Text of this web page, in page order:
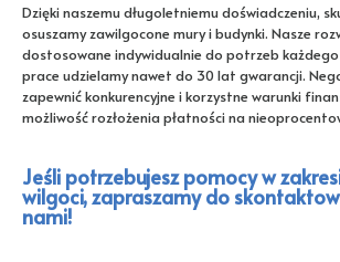
Dzięki naszemu długoletniemu doświadczeniu,
osuszamy zawilgocone mury i budynki. Nasze
dostosowane indywidualnie do potrzeb
prace udzielamy nawet do 30 lat gwarancji.
zapewnić konkurencyjne i korzystne warunki
możliwość rozłożenia płatności na
Jeśli potrzebujesz pomocy w
wilgoci, zapraszamy do
nami!